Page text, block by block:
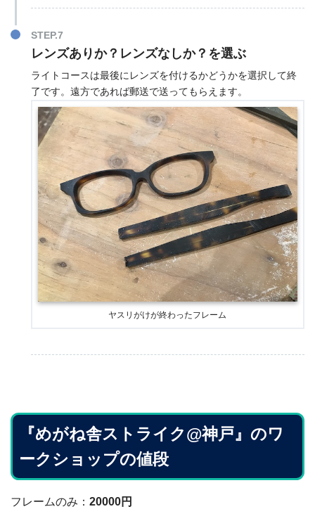
STEP.7
レンズありか？レンズなしか？を選ぶ
ライトコースは最後にレンズを付けるかどうかを選択して終
了です。遠方であれば郵送で送ってもらえます。
ヤスリがけが終わったフレーム
『めがね舎ストライク@神戸』のワ
ークショップの値段
フレームのみ： 20000円